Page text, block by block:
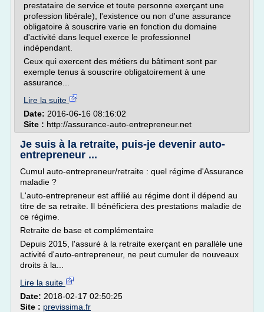
prestataire de service et toute personne exerçant une
profession libérale), l'existence ou non d'une assurance
obligatoire à souscrire varie en fonction du domaine
d'activité dans lequel exerce le professionnel
indépendant.
Ceux qui exercent des métiers du bâtiment sont par
exemple tenus à souscrire obligatoirement à une
assurance...
Lire la suite
Date: 2016-06-16 08:16:02
Site : http://assurance-auto-entrepreneur.net
Je suis à la retraite, puis-je devenir auto-
entrepreneur ...
Cumul auto-entrepreneur/retraite : quel régime d'Assurance
maladie ?
L'auto-entrepreneur est affilié au régime dont il dépend au
titre de sa retraite. Il bénéficiera des prestations maladie de
ce régime.
Retraite de base et complémentaire
Depuis 2015, l'assuré à la retraite exerçant en parallèle une
activité d'auto-entrepreneur, ne peut cumuler de nouveaux
droits à la...
Lire la suite
Date: 2018-02-17 02:50:25
Site : previssima.fr